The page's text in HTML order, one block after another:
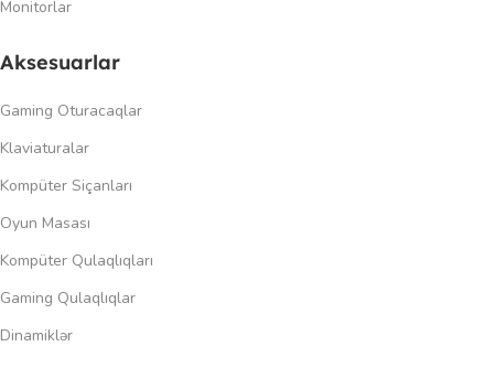
Monitorlar
Aksesuarlar
Gaming Oturacaqlar
Klaviaturalar
Kompüter Siçanları
Oyun Masası
Kompüter Qulaqlıqları
Gaming Qulaqlıqlar
Dinamiklər